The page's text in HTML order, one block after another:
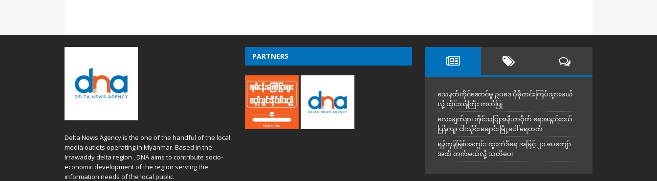
Delta News Agency is the one of the handful of the local
media outlets operating in Myanmar. Based in the
Irrawaddy delta region , DNA aims to contribute socio-
economic development of the region serving the
information needs of the local public.
PARTNERS
သေနတ်ကိုင်ဆောင်မှု ဥပဒေ ပိုမိုတင်းကြပ်သွားမယ်
လို့ ထိုင်းဝန်ကြီး ကတိပြု
လေးမျက်နှာ၊ အိုင်သပြုအနီးတဝိုက် ရေအနည်းငယ်
ပြန်ကျ၊ ငါးသိုင်းချောင်းမြို့ပေါ် ရေတက်
ရန်ကုန်မြစ်အတွင်း ထူးကဲဒီရေ အ​မြင့် ၂၁ ပေကျော်
အထိ တက်မယ်လို့ သတိပေး